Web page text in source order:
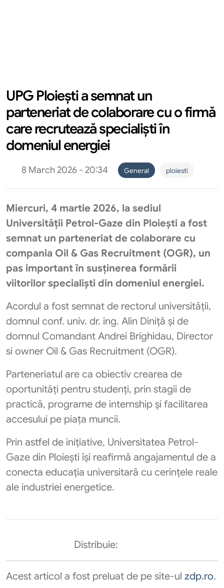
UPG Ploiești a semnat un
parteneriat de colaborare cu o firmă
care recrutează specialiști în
domeniul energiei
8 March 2026 - 20:34 General ploiesti
Miercuri, 4 martie 2026, la sediul
Universității Petrol-Gaze din Ploiești a fost
semnat un parteneriat de colaborare cu
compania Oil & Gas Recruitment (OGR), un
pas important în susținerea formării
viitorilor specialiști din domeniul energiei.
Acordul a fost semnat de rectorul universității,
domnul conf. univ. dr. ing. Alin Diniță și de
domnul Comandant Andrei Brighidau, Director
si owner Oil & Gas Recruitment (OGR).
Parteneriatul are ca obiectiv crearea de
oportunități pentru studenți, prin stagii de
practică, programe de internship și facilitarea
accesului pe piața muncii.
Prin astfel de inițiative, Universitatea Petrol-
Gaze din Ploiești își reafirmă angajamentul de a
conecta educația universitară cu cerințele reale
ale industriei energetice.
Distribuie:
Acest articol a fost preluat de pe site-ul zdp.ro.